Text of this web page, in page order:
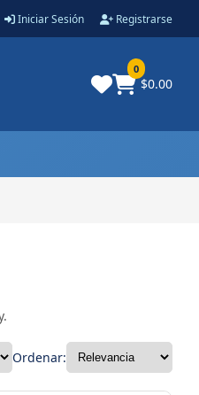
Iniciar Sesión Registrarse
0
$0.00
Ordenar: